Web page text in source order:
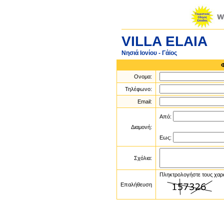
VILLA ELAIA
Νησιά Ιονίου - Γάϊος
Ονομα:
Τηλέφωνο:
Email:
Διαμονή:
Από:
Εως:
Σχόλια:
Επαλήθευση
Πληκτρολογήστε τους